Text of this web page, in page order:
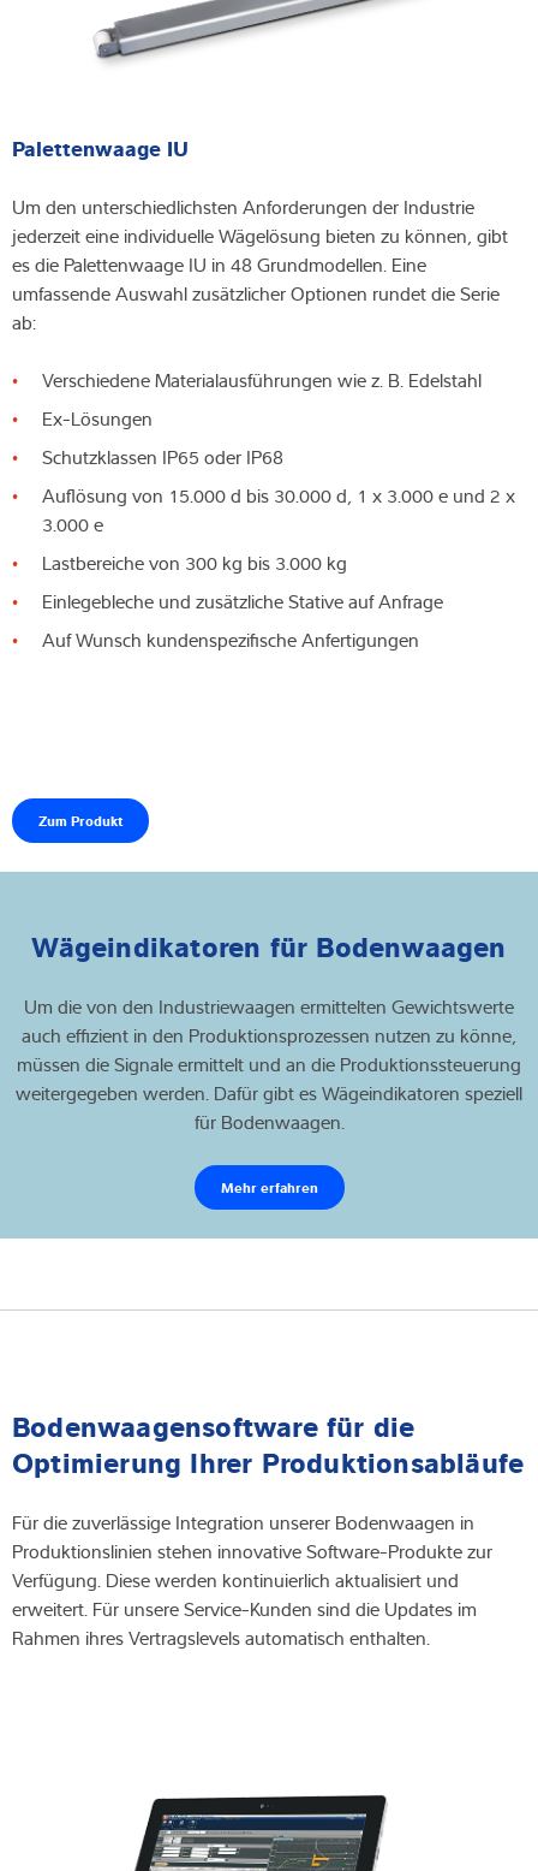
Palettenwaage IU
Um den unterschiedlichsten Anforderungen der Industrie
jederzeit eine individuelle Wägelösung bieten zu können, gibt
es die Palettenwaage IU in 48 Grundmodellen. Eine
umfassende Auswahl zusätzlicher Optionen rundet die Serie
ab:
Verschiedene Materialausführungen wie z. B. Edelstahl
Ex-Lösungen
Schutzklassen IP65 oder IP68
Auflösung von 15.000 d bis 30.000 d, 1 x 3.000 e und 2 x
3.000 e
Lastbereiche von 300 kg bis 3.000 kg
Einlegebleche und zusätzliche Stative auf Anfrage
Auf Wunsch kundenspezifische Anfertigungen
Zum Produkt
Wägeindikatoren für Bodenwaagen
Um die von den Industriewaagen ermittelten Gewichtswerte
auch effizient in den Produktionsprozessen nutzen zu könne,
müssen die Signale ermittelt und an die Produktionssteuerung
weitergegeben werden. Dafür gibt es Wägeindikatoren speziell
für Bodenwaagen.
Mehr erfahren
Bodenwaagensoftware für die
Optimierung Ihrer Produktionsabläufe
Für die zuverlässige Integration unserer Bodenwaagen in
Produktionslinien stehen innovative Software-Produkte zur
Verfügung. Diese werden kontinuierlich aktualisiert und
erweitert. Für unsere Service-Kunden sind die Updates im
Rahmen ihres Vertragslevels automatisch enthalten.